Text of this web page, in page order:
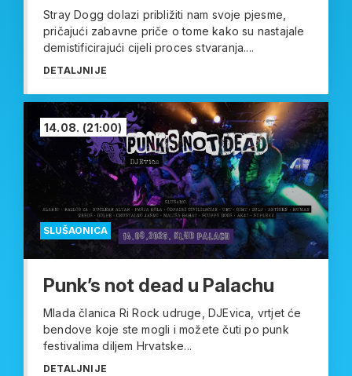
Stray Dogg dolazi približiti nam svoje pjesme,
pričajući zabavne priče o tome kako su nastajale
demistificirajući cijeli proces stvaranja....
DETALJNIJE
SLUŠAONICA
14.08. (21:00)
Punk’s not dead u Palachu
Mlada članica Ri Rock udruge, DJEvica, vrtjet će
bendove koje ste mogli i možete čuti po punk
festivalima diljem Hrvatske...
DETALJNIJE